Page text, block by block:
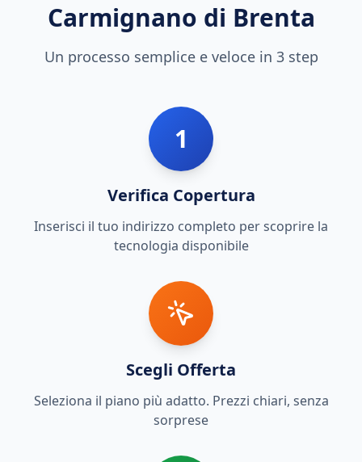
Carmignano di Brenta
Un processo semplice e veloce in 3 step
1
Verifica Copertura
Inserisci il tuo indirizzo completo per scoprire la
tecnologia disponibile
Scegli Offerta
Seleziona il piano più adatto. Prezzi chiari, senza
sorprese